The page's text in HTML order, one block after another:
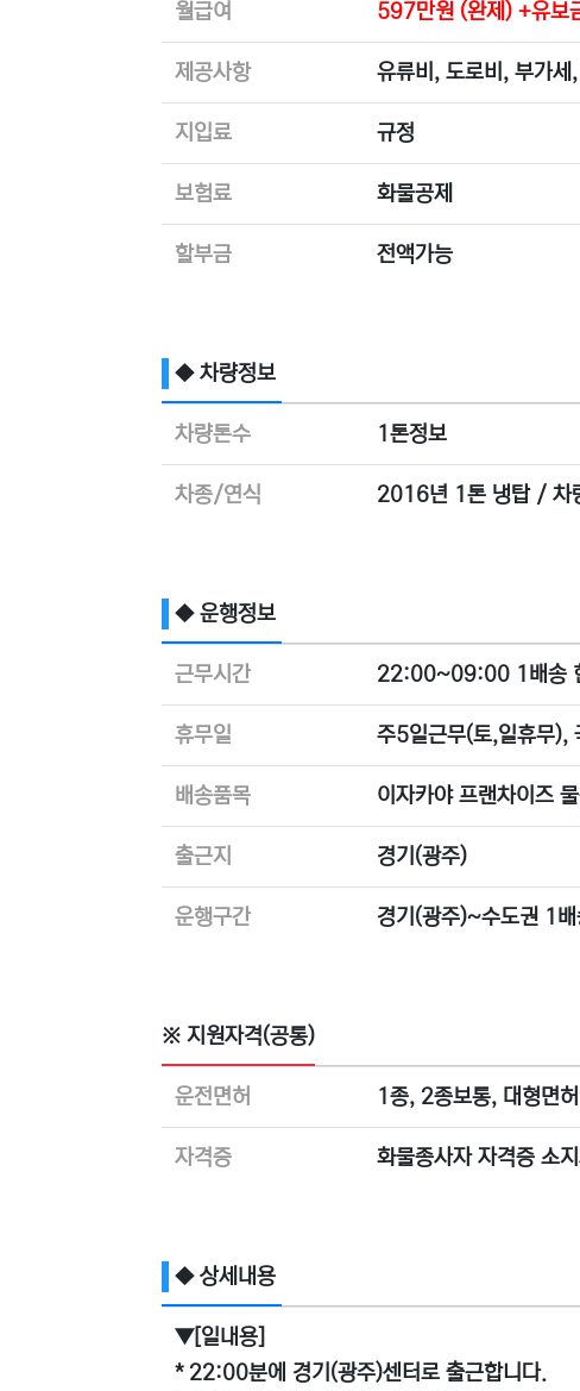
월급여 597만원 (완제) +유보
제공사항 유류비, 도로비, 부가
지입료 규정
보험료 화물공제
할부금 전액가능
◆ 차량정보
차량톤수 1톤정보
차종/연식 2016년 1톤 냉탑 / 차
◆ 운행정보
근무시간 22:00~09:00 1배송
휴무일 주5일근무(토,일휴무),
배송품목 이자카야 프랜차이즈
출근지 경기(광주)
운행구간 경기(광주)~수도권 1배
※ 지원자격(공통)
운전면허 1종, 2종보통, 대형면허
자격증 화물종사자 자격증 소
◆ 상세내용
▼[일내용]
* 22:00분에 경기(광주)센터로 출근합니다.